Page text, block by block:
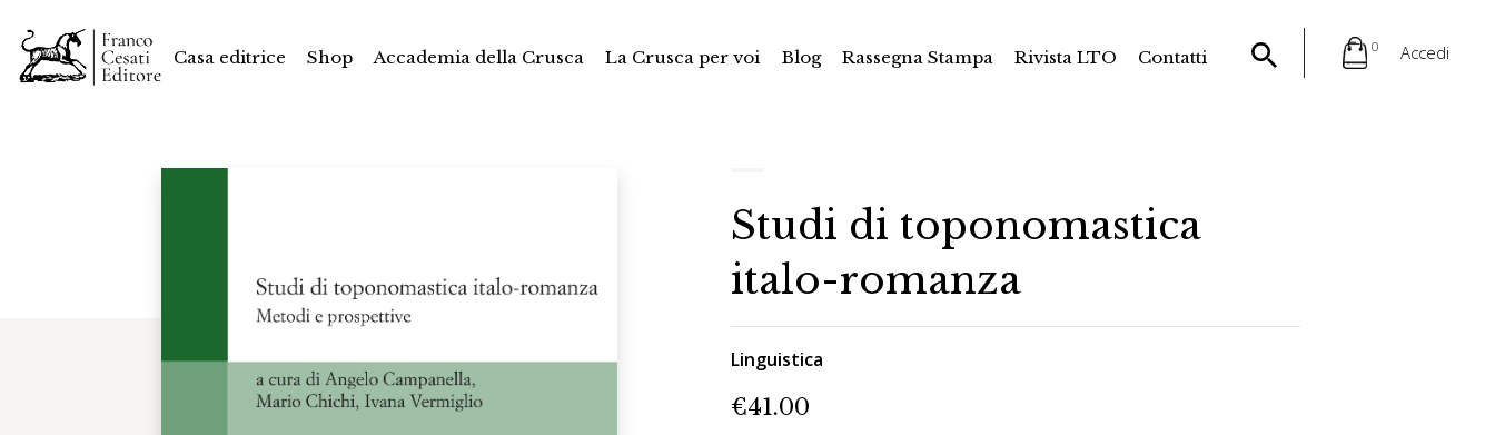
Casa editrice Shop Accademia della Crusca La Crusca per voi Blog Rassegna Stampa Rivista LTO Contatti
0 Accedi
Studi di toponomastica
italo-romanza
Linguistica
€41.00